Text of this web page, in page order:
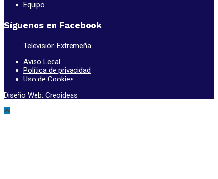
Equipo
Síguenos en Facebook
Televisión Extremeña
Aviso Legal
Política de privacidad
Uso de Cookies
Diseño Web: Creoideas